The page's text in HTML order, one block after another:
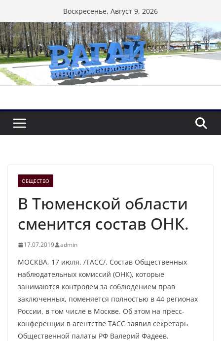
к
содержимому
Воскресенье, Август 9, 2026
ОБЩЕСТВО
В Тюменской области
сменится состав ОНК.
17.07.2019 admin
МОСКВА, 17 июля. /ТАСС/. Состав Общественных
наблюдательных комиссий (ОНК), которые
занимаются контролем за соблюдением прав
заключенных, поменяется полностью в 44 регионах
России, в том числе в Москве. Об этом на пресс-
конференции в агентстве ТАСС заявил секретарь
Общественной палаты РФ Валерий Фадеев.